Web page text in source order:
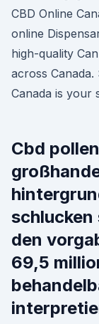
CBD Online
online
high-quality
across Canada.
Canada is your
Cbd
schlucken
den
69,5